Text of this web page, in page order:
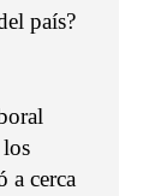
país?
a cerca